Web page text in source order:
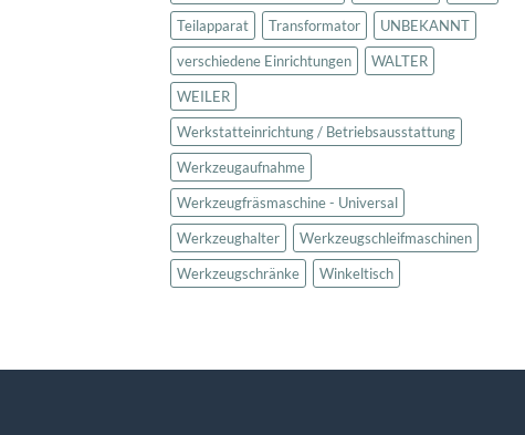
Teilapparat
Transformator
UNBEKANNT
verschiedene Einrichtungen
WALTER
WEILER
Werkstatteinrichtung / Betriebsausstattung
Werkzeugaufnahme
Werkzeugfräsmaschine - Universal
Werkzeughalter
Werkzeugschleifmaschinen
Werkzeugschränke
Winkeltisch